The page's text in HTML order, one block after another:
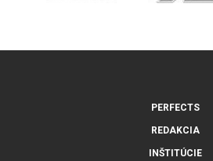
PERFECTS
REDAKCIA
INŠTITÚCIE